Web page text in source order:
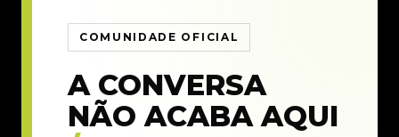
COMUNIDADE OFICIAL
A CONVERSA
NÃO ACABA AQUI